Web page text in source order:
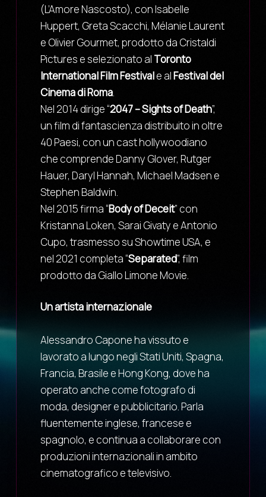
(L’Amore Nascosto), con Isabelle
Huppert, Greta Scacchi, Mélanie Laurent
e Olivier Gourmet, prodotto da Cristaldi
Pictures e selezionato al Toronto
International Film Festivale alFestival del
Cinema di Roma.
Nel 2014 dirige “2047 – Sights of Death”,
un film di fantascienza distribuito in oltre
40 Paesi, con un cast hollywoodiano
che comprende Danny Glover, Rutger
Hauer, Daryl Hannah, Michael Madsen e
Stephen Baldwin.
Nel 2015 firma “Body of Deceit” con
Kristanna Loken, Sarai Givaty e Antonio
Cupo, trasmesso su Showtime USA, e
nel 2021 completa “Separated”, film
prodotto da Giallo Limone Movie.
Un artista internazionale
Alessandro Capone ha vissuto e
lavorato a lungo negli Stati Uniti, Spagna,
Francia, Brasile e Hong Kong, dove ha
operato anche come fotografo di
moda, designer e pubblicitario. Parla
fluentemente inglese, francese e
spagnolo, e continua a collaborare con
produzioni internazionali in ambito
cinematografico e televisivo.